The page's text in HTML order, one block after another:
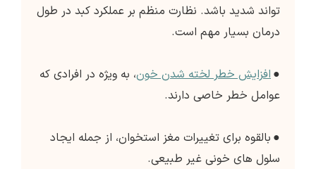
تواند شدید باشد. نظارت منظم بر عملکرد کبد در طول
درمان بسیار مهم است.
●افزایش خطر لخته شدن خون، به ویژه در افرادی که
عوامل خطر خاصی دارند.
● بالقوه برای تغییرات مغز استخوان، از جمله ایجاد
سلول های خونی غیر طبیعی.